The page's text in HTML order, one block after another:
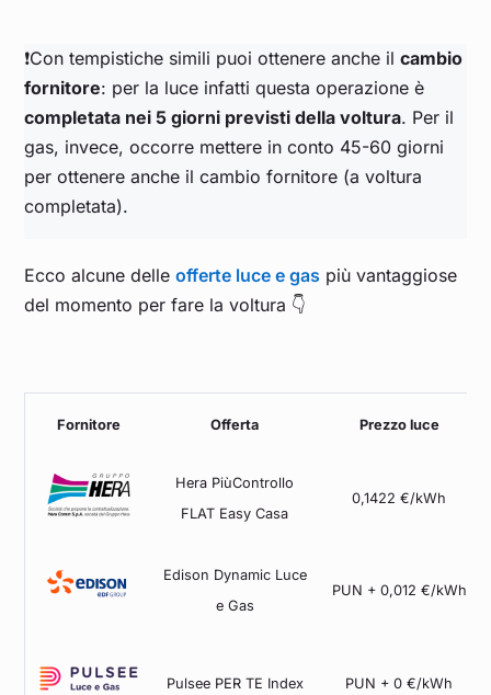
❗Con tempistiche simili puoi ottenere anche ilcambio
fornitore: per la luce infatti questa operazione è
completata nei 5 giorni previsti della voltura. Per il
gas, invece, occorre mettere in conto 45-60 giorni
per ottenere anche il cambio fornitore (a voltura
completata).
Ecco alcune delleofferte luce e gas più vantaggiose
del momento per fare la voltura 👇
Fornitore Offerta Prezzo luce
Hera PiùControllo
FLAT Easy Casa
0,1422 €/kWh
Edison Dynamic Luce
e Gas
PUN + 0,012 €/kWh
Pulsee PER TE Index PUN + 0 €/kWh